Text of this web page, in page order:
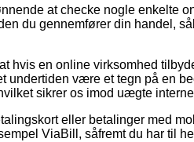
at checke nogle enkelte
du gennemfører din handel,
hvis en online virksomhed
undertiden være et tegn på en
sikrer os imod uægte
eller betalinger med
ViaBill, såfremt du har til